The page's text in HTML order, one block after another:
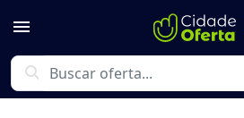
menu
search